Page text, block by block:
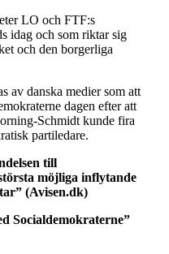
LO och FTF:s
idag och som riktar sig
och den borgerliga
av danska medier som att
dagen efter att
Schmidt kunde fira
partiledare.
till
möjliga inflytande
(Avisen.dk)
Socialdemokraterne”